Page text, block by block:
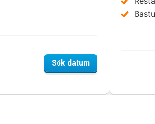
Sök datumDas Saal
Bastu